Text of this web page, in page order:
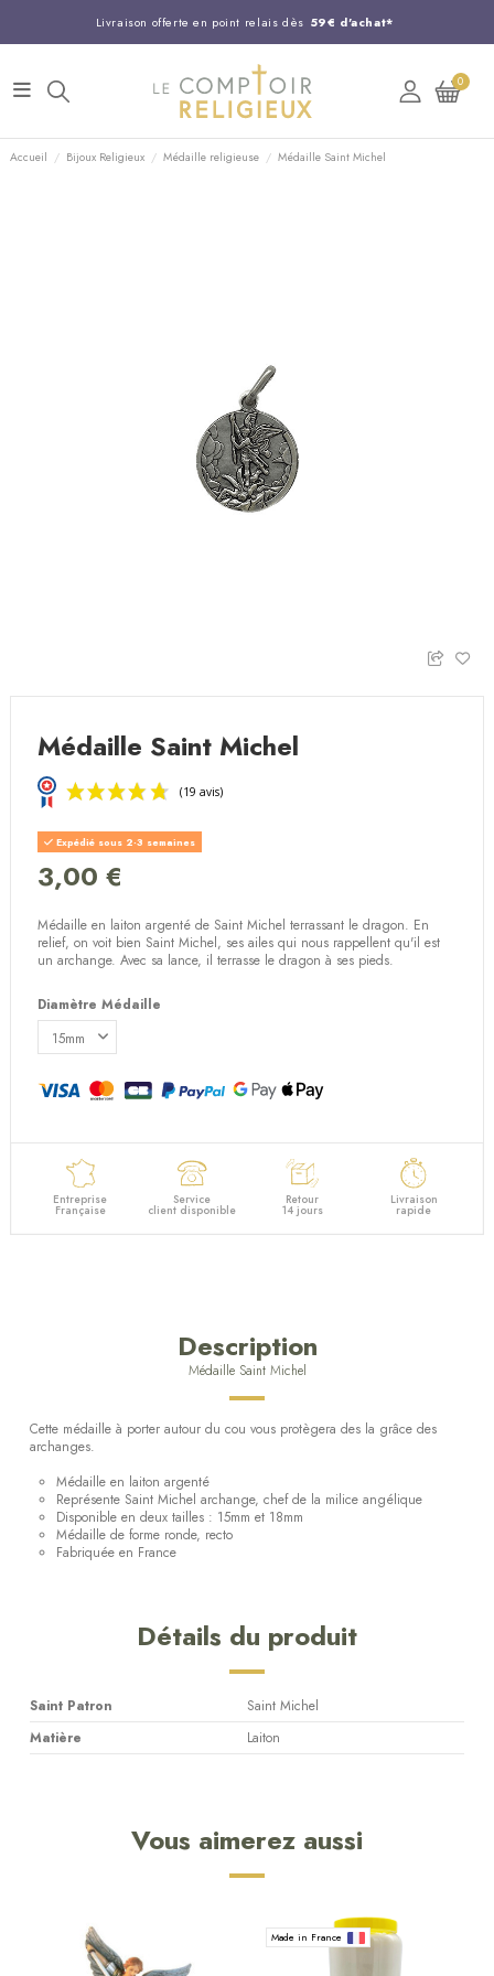
Livraison offerte en point relais dès 59€ d'achat*
Entreprise Française familiale
Support client disponible au 03 20 24 74 15
Commandez avant 14H, expédition le jour même !
0
Accueil Bijoux Religieux Médaille religieuse Médaille Saint Michel
Médaille Saint Michel
(19 avis)
Expédié sous 2-3 semaines
3,00 €
Médaille en laiton argenté de Saint Michel terrassant le dragon. En
relief, on voit bien Saint Michel, ses ailes qui nous rappellent qu'il est
un archange. Avec sa lance, il terrasse le dragon à ses pieds.
Diamètre Médaille
Entreprise
Française
Service
client disponible
Retour
14 jours
Livraison
rapide
Description
Médaille Saint Michel
Cette médaille à porter autour du cou vous protègera des la grâce des
archanges.
Médaille en laiton argenté
Représente Saint Michel archange, chef de la milice angélique
Disponible en deux tailles : 15mm et 18mm
Médaille de forme ronde, recto
Fabriquée en France
Détails du produit
Saint Patron
Saint Michel
Matière
Laiton
Vous aimerez aussi
Made in France